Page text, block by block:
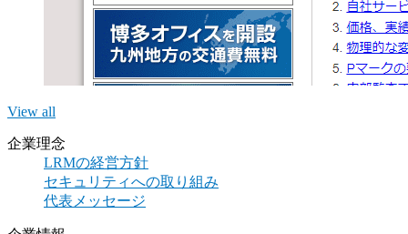
View all
企業理念
LRMの経営方針
セキュリティへの取り組み
代表メッセージ